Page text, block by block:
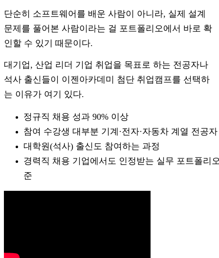
단순히 소프트웨어를 배운 사람이 아니라, 실제 설계
문제를 풀어본 사람이라는 걸 포트폴리오에서 바로 확
인할 수 있기 때문이다.
대기업, 산업 리더 기업 취업을 목표로 하는 전공자나
석사 출신들이 이젠아카데미 첨단 취업캠프를 선택하
는 이유가 여기 있다.
정규직 채용 성과 90% 이상
참여 수강생 대부분 기계·전자·자동차 계열 전공자
대학원(석사) 출신도 참여하는 과정
경력직 채용 기업에서도 인정받는 실무 포트폴리
준